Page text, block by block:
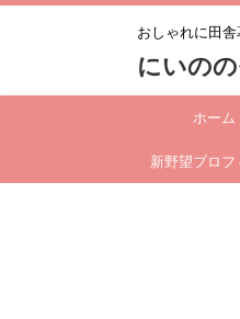
おしゃれに田
にいの
ホーム
新野望プロフ